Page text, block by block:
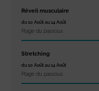
Réveil musculaire
du 10 Août au 14 Août
Plage du passous
Stretching
du 10 Août au 14 Août
Plage du passous